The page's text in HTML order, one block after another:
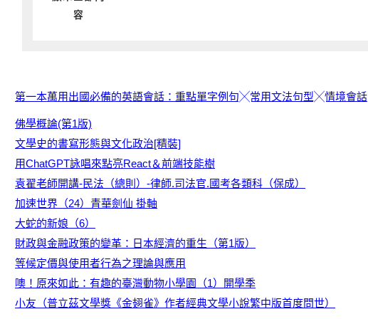
容
第一本萬用出國必備的英語會話：重點單字例句╳常用文法句型╳情境會話
佛學概論(第1版)
文學史的書寫形態與文化政治[精裝]
用ChatGPT詠唱來點亮React＆前端技能樹
袁翟老師開講-民法（總則）-律師.司法官.國考各類科（保成）
加速世界（24）青華劍仙 掛軸
大蛇的新娘（6）
財政與金融政策的變革：日本經濟的重生（第1版）
等候定價與使用者行為之理論與應用
噢！原來如此：有趣的臺灣動物小學園（1）開學季
小友（普立茲文學獎《金翅雀》作者經典文學小說繁中版首度問世）